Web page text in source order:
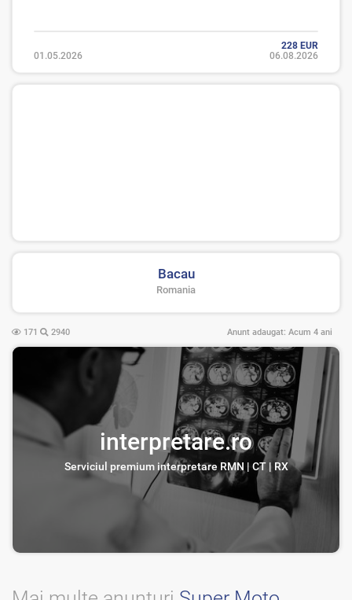
228 EUR
01.05.2026
06.08.2026
Bacau
Romania
171 2940 Anunt adaugat: Acum 4 ani
interpretare.ro
Serviciul premium interpretare RMN | CT | RX